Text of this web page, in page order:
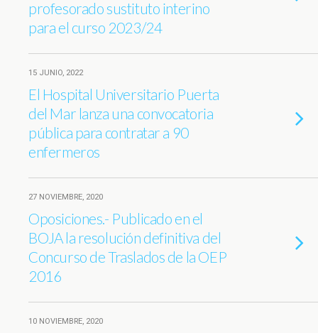
profesorado sustituto interino
para el curso 2023/24
15 JUNIO, 2022
El Hospital Universitario Puerta
del Mar lanza una convocatoria
pública para contratar a 90
enfermeros
27 NOVIEMBRE, 2020
Oposiciones.- Publicado en el
BOJA la resolución definitiva del
Concurso de Traslados de la OEP
2016
10 NOVIEMBRE, 2020